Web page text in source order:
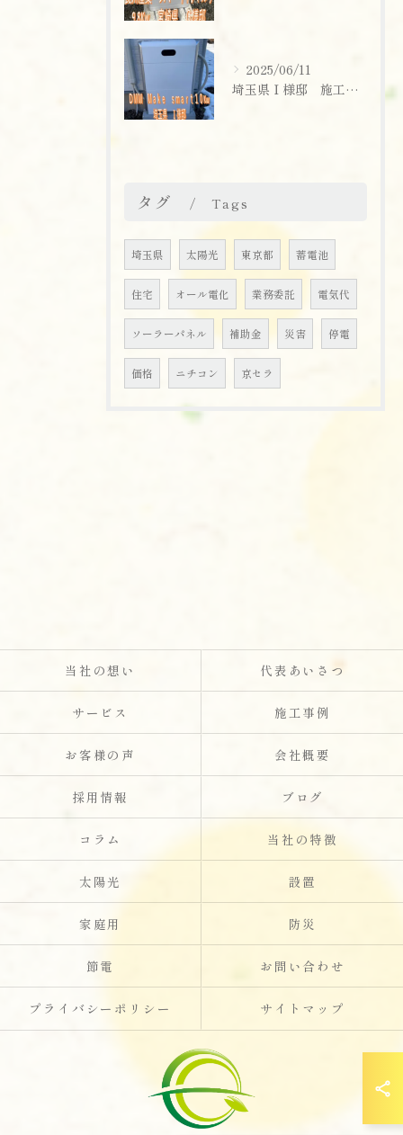
2025/06/11
埼玉県Ｉ様邸 施工実績
タグ Tags
埼玉県 太陽光 東京都 蓄電池
住宅 オール電化 業務委託 電気代
ソーラーパネル 補助金 災害 停電
価格 ニチコン 京セラ
当社の想い 代表あいさつ
サービス 施工事例
お客様の声 会社概要
採用情報 ブログ
コラム 当社の特徴
太陽光 設置
家庭用 防災
節電 お問い合わせ
プライバシーポリシー サイトマップ